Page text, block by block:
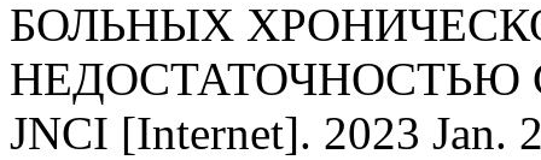
БОЛЬНЫХ
НЕДОСТАТОЧНОСТЬЮ
JNCI [Internet]. 2023 Jan.